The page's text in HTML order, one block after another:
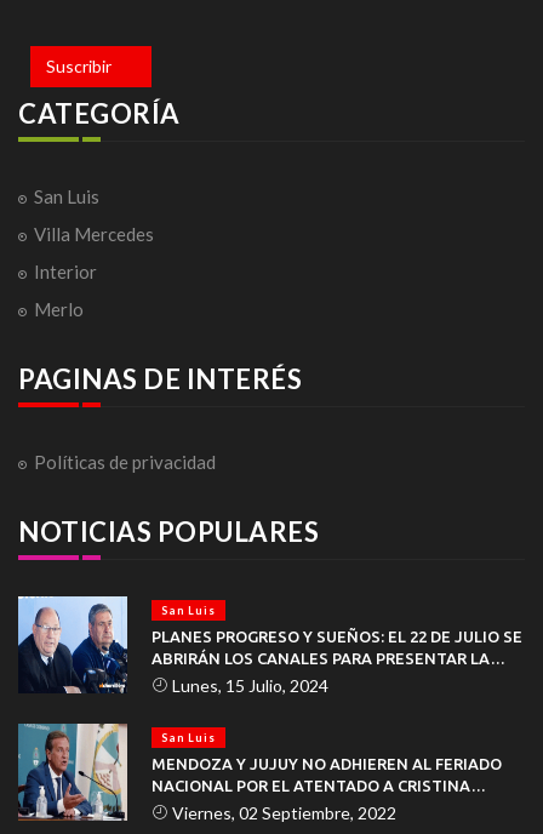
Suscribir
CATEGORÍA
San Luis
Villa Mercedes
Interior
Merlo
PAGINAS DE INTERÉS
Políticas de privacidad
NOTICIAS POPULARES
San Luis
PLANES PROGRESO Y SUEÑOS: EL 22 DE JULIO SE
ABRIRÁN LOS CANALES PARA PRESENTAR LA
DOCUMENTACIÓN
Lunes, 15 Julio, 2024
San Luis
MENDOZA Y JUJUY NO ADHIEREN AL FERIADO
NACIONAL POR EL ATENTADO A CRISTINA
KIRCHNER
Viernes, 02 Septiembre, 2022